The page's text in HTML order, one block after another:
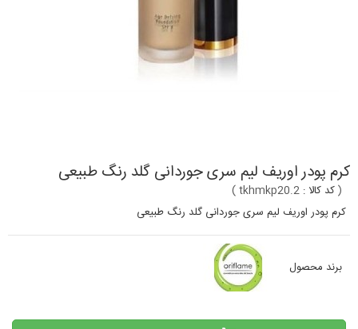
کرم پودر اوریف لیم سری جوردانی گلد رنگ طبیعی
(کد کالا : tkhmkp20.2
)
کرم پودر اوریف لیم سری جوردانی گلد رنگ طبیعی
برند محصول